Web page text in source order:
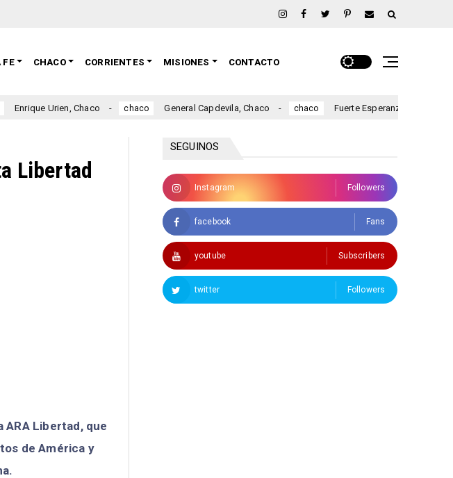
FE CHACO CORRIENTES MISIONES CONTACTO
Urien, Chaco chaco General Capdevila, Chaco chaco Fuerte Esperanza, Chaco
Libertad
ARA Libertad, que
de América y
SEGUINOS
Instagram Followers
facebook Fans
youtube Subscribers
twitter Followers